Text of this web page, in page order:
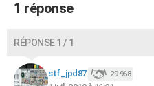
BONS PLANS
1 réponse
RÉPONSE 1 / 1
stf_jpd87 29 968